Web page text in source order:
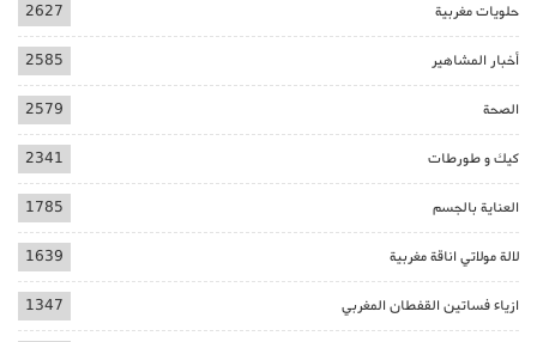
حلويات مغربية 2627
أخبار المشاهير 2585
الصحة 2579
كيك و طورطات 2341
العناية بالجسم 1785
لالة مولاتي اناقة مغربية 1639
ازياء فساتين القفطان المغربي 1347